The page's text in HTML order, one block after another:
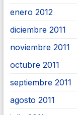
enero 2012
diciembre 2011
noviembre 2011
octubre 2011
septiembre 2011
agosto 2011